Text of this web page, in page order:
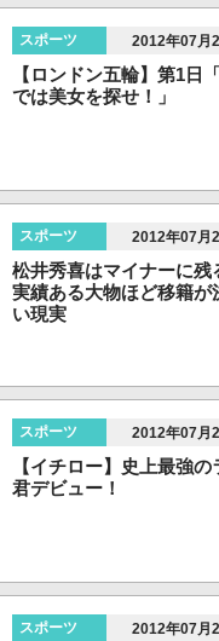
スポーツ 2012年07月
【ロンドン五輪】第1日
では美女を探せ！」
スポーツ 2012年07月
松井秀喜はマイナーに残
実績ある大物ほど移籍が
い現実
スポーツ 2012年07月
【イチロー】史上最強
君デビュー！
スポーツ 2012年07月